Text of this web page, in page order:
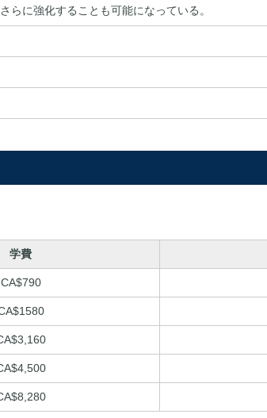
らに強化することも可能になっている。
学費
CA$790